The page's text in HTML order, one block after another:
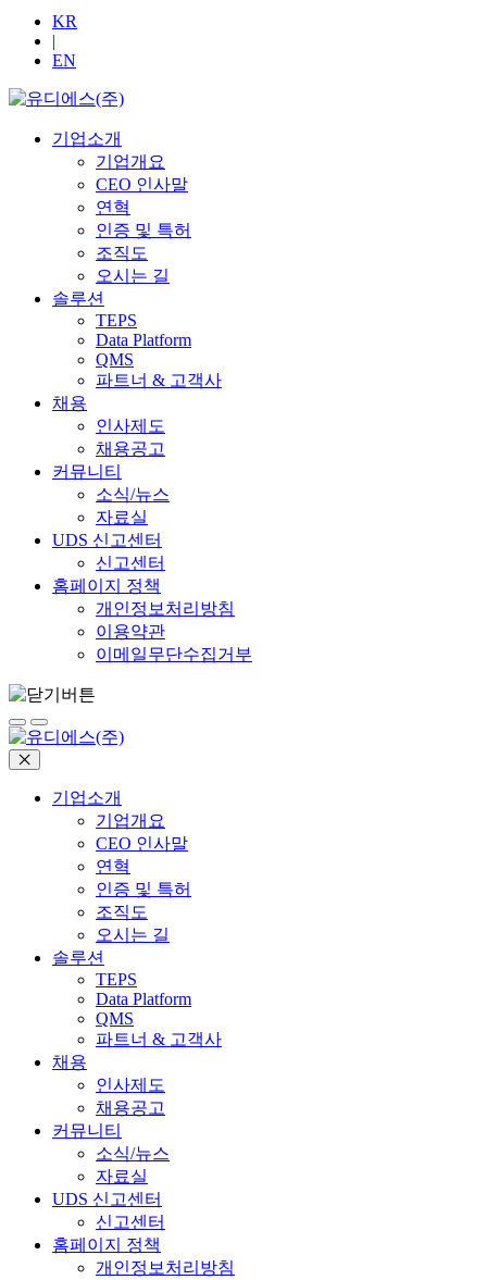
KR
|
EN
기업소개
기업개요
CEO 인사말
연혁
인증 및 특허
조직도
오시는 길
솔루션
TEPS
Data Platform
QMS
파트너 & 고객사
채용
인사제도
채용공고
커뮤니티
소식/뉴스
자료실
UDS 신고센터
신고센터
홈페이지 정책
개인정보처리방침
이용약관
이메일무단수집거부
기업소개
기업개요
CEO 인사말
연혁
인증 및 특허
조직도
오시는 길
솔루션
TEPS
Data Platform
QMS
파트너 & 고객사
채용
인사제도
채용공고
커뮤니티
소식/뉴스
자료실
UDS 신고센터
신고센터
홈페이지 정책
개인정보처리방침